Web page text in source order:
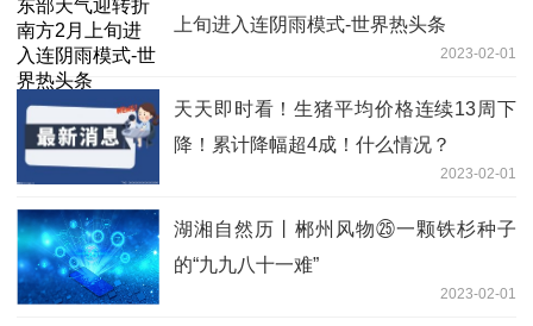
上旬进入连阴雨模式-世界热头条
2023-02-01
天天即时看！生猪平均价格连续13周下
降！累计降幅超4成！什么情况？
2023-02-01
湖湘自然历丨郴州风物㉕一颗铁杉种子
的“九九八十一难”
2023-02-01